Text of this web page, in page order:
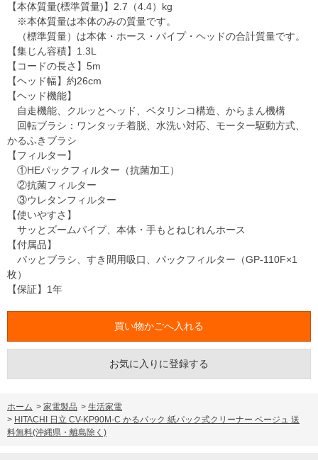
【本体質量(標準質量)】2.7（4.4）kg
※本体質量は本体のみの質量です。
（標準質量）は本体・ホース・パイプ・ヘッドの合計質量です。
【集じん容積】1.3L
【コードの長さ】5m
【ヘッド幅】約26cm
【ヘッド機能】
自走機能、クルッとヘッド、ペタリンコ構造、からまん機構
回転ブラシ：ワンタッチ着脱、水洗い対応、モーター駆動方式、
かるふきブラシ
【フィルター】
①HEパックフィルター（抗菌加工）
②抗菌フィルター
③ウレタンフィルター
【使いやすさ】
サッとズームパイプ、本体・手もとねじれんホース
【付属品】
パッとブラシ、すき間用吸口、パックフィルター（GP-110F×1
枚）
【保証】1年
お気に入りに登録する
ホーム > 家電製品 > 生活家電
> HITACHI 日立 CV-KP90M-C かるパック 紙パック式クリーナー ベージュ 送
料無料(沖縄県・離島除く)